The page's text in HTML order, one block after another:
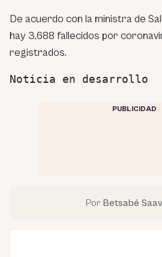
De acuerdo con la ministra de
hay 3,688 fallecidos por
registrados.
Noticia en desarrollo
PUBLICIDAD
Por Betsabé